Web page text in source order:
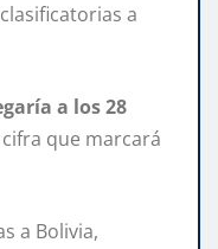
a
a los 28
que marcará
a Bolivia,